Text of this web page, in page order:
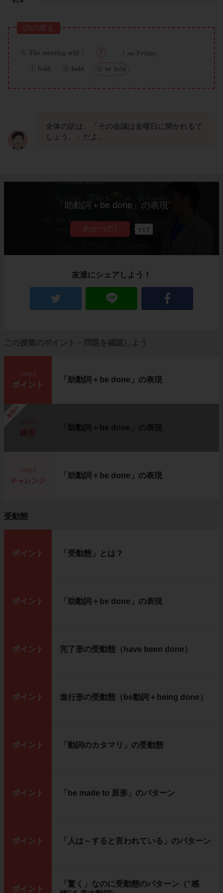
(3)の答え
全体の訳は、「その会議は金曜日に開かれるで
しょう。」だよ。
「助動詞＋be done」の表現
117
友達にシェアしよう！
この授業のポイント・問題を確認しよう
ポイント
「助動詞＋be done」の表現
勉強中
「助動詞＋be done」の表現
チャレンジ
「助動詞＋be done」の表現
受動態
ポイント 「受動態」とは？
ポイント 「助動詞＋be done」の表現
ポイント 完了形の受動態（have been done）
ポイント 進行形の受動態（be動詞＋being done）
ポイント 「動詞のカタマリ」の受動態
ポイント 「be made to 原形」のパターン
ポイント 「人は～すると言われている」のパターン
ポイント
「驚く」なのに受動態のパターン（“感